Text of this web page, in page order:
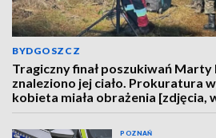
BYDGOSZCZ
Tragiczny finał poszukiwań
znaleziono jej ciało. Prokuratura
kobieta miała obrażenia [zdjęcia,
POZNAŃ